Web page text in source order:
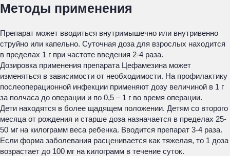
Методы применения
Препарат может вводиться внутримышечно или внутривенно
струйно или капельно. Суточная доза для взрослых находится
в пределах 1 г при частоте введения 2-4 раза.
Дозировка применения препарата Цефамезина может
изменяться в зависимости от необходимости. На профилактику
послеоперационной инфекции применяют дозу величиной в 1 г
за полчаса до операции и по 0,5 – 1 г во время операции.
Дети находятся в более щадящем положении. Детям со второго
месяца от рождения и старше доза назначается в пределах 25-
50 мг на килограмм веса ребенка. Вводится препарат 3-4 раза.
Если форма заболевания расценивается как тяжелая, то 1 доза
возрастает до 100 мг на килограмм в течение суток.